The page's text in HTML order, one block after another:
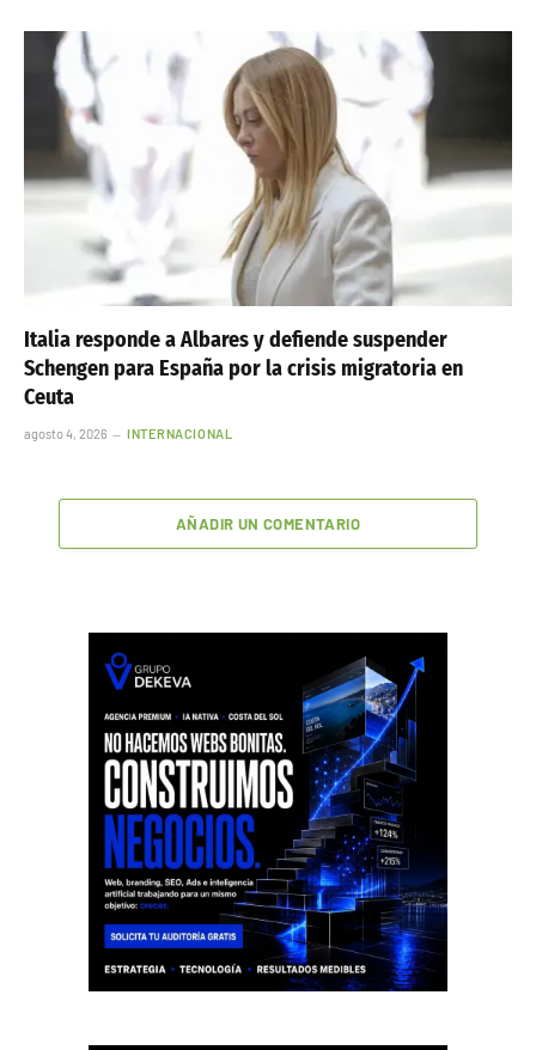
Italia responde a Albares y defiende suspender
Schengen para España por la crisis migratoria en
Ceuta
agosto 4, 2026 INTERNACIONAL
AÑADIR UN COMENTARIO